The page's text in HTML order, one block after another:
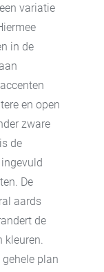
variatie
in de
en open
zware
de
De
aards
de
plan